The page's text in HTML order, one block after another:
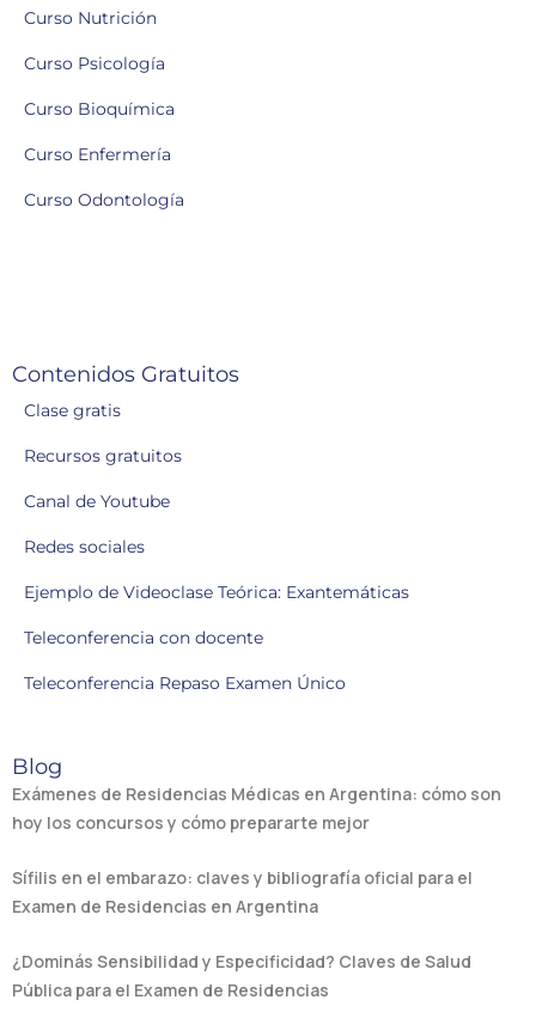
Curso Nutrición
Curso Psicología
Curso Bioquímica
Curso Enfermería
Curso Odontología
Contenidos Gratuitos
Clase gratis
Recursos gratuitos
Canal de Youtube
Redes sociales
Ejemplo de Videoclase Teórica: Exantemáticas
Teleconferencia con docente
Teleconferencia Repaso Examen Único
Blog
Exámenes de Residencias Médicas en Argentina: cómo son
hoy los concursos y cómo prepararte mejor
Sífilis en el embarazo: claves y bibliografía oficial para el
Examen de Residencias en Argentina
¿Dominás Sensibilidad y Especificidad? Claves de Salud
Pública para el Examen de Residencias